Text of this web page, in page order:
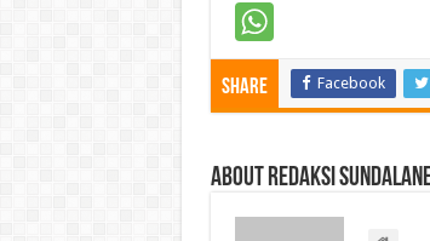
Share Facebook
About Redaksi